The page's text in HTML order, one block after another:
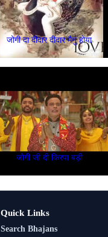
जोगी दा दीदार दीदार मैनु होया
जोगी जी दी किरपा बड़ी
Quick Links
Search Bhajans